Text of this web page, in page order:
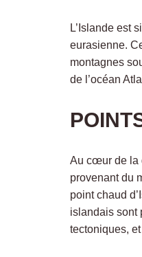
L’Islande est
eurasienne.
montagnes
de l’océan
Au cœur de la
provenant du
point chaud
islandais sont
tectoniques,